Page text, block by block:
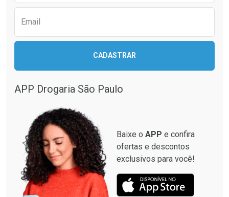
Email
CADASTRAR
APP Drogaria São Paulo
Baixe o APP e confira
ofertas e descontos
exclusivos para você!